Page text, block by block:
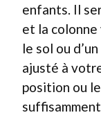
enfants. Il
et la colonne
le sol ou
ajusté à
position ou